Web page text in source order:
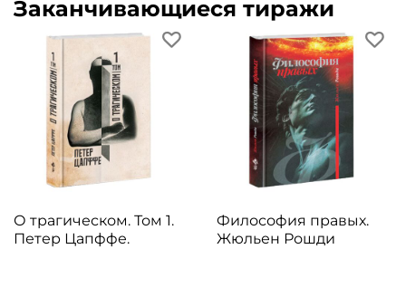
Заканчивающиеся тиражи
О трагическом. Том 1.
Петер Цапффе.
Философия правых.
Жюльен Рошди